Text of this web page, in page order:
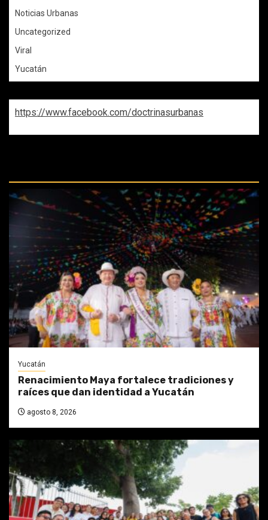
Noticias Urbanas
Uncategorized
Viral
Yucatán
https://www.facebook.com/doctrinasurbanas
Yucatán
Renacimiento Maya fortalece tradiciones y
raíces que dan identidad a Yucatán
agosto 8, 2026